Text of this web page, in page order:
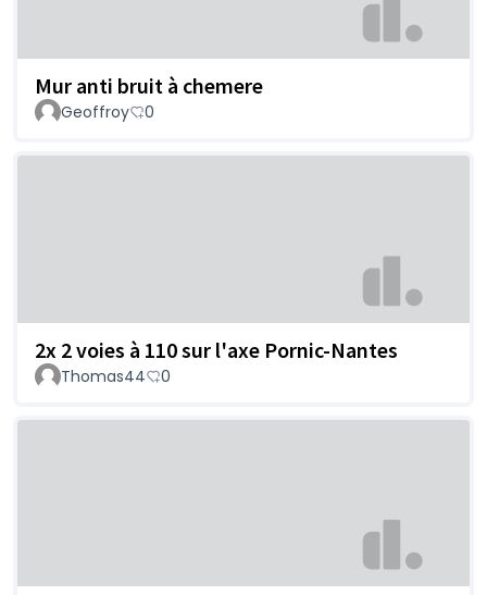
Mur anti bruit à chemere
Geoffroy 0
2x 2 voies à 110 sur l'axe Pornic-Nantes
Thomas44 0